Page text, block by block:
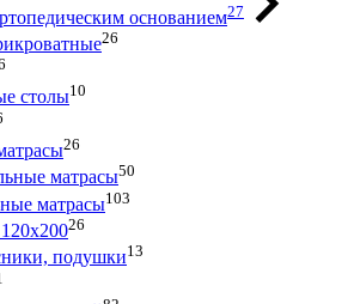
основанием27
26
столы10
26
матрасы50
матрасы103
26
подушки13